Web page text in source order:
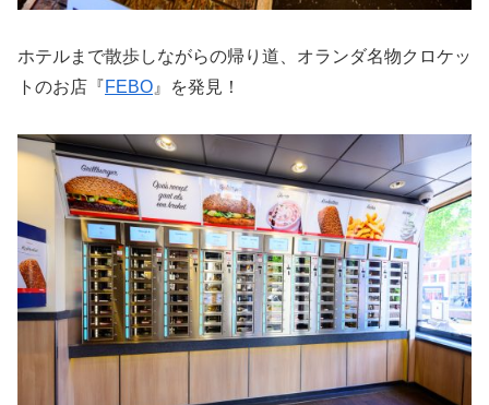
ホテルまで散歩しながらの帰り道、オランダ名物クロケッ
トのお店『FEBO 』を発見！